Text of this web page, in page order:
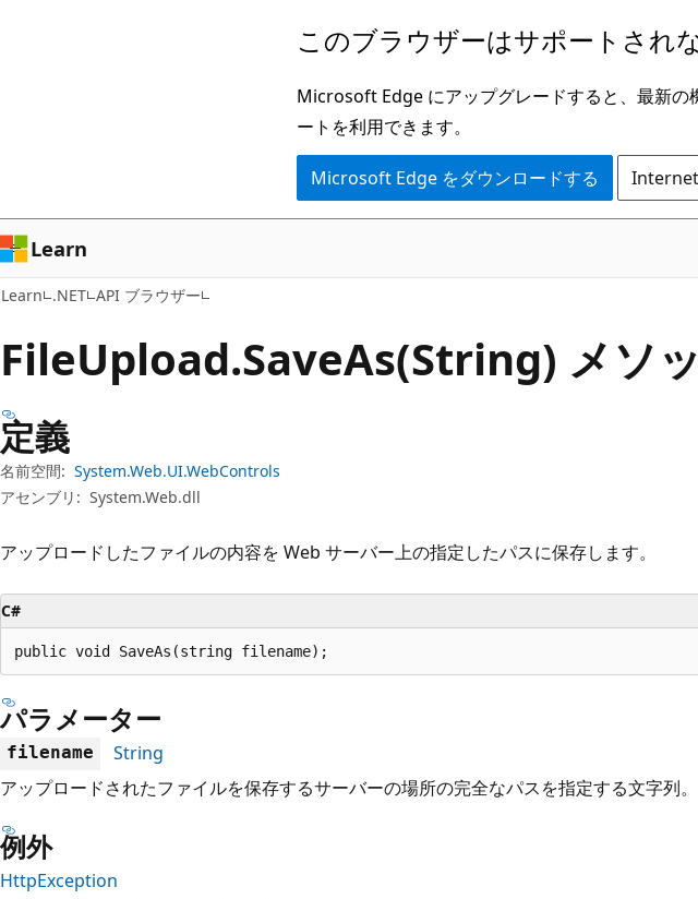
ン
ツ
に
ス
キ
ッ
ゲ
ー
シ
ョ
ン
に
キ
ッ
プ
このブラウザーはサポートされ
Microsoft Edge にアップグレードすると、最新の
ートを利用できます。
Microsoft Edge をダウンロードする
Learn
Learn .NET API ブラウザー
FileUpload.SaveAs(String) メソ
定義
名前空間: System.Web.UI.WebControls
アセンブリ: System.Web.dll
アップロードしたファイルの内容を Web サーバー上の指定したパスに保存します。
C#
public void SaveAs(string filename);
パラメーター
filename
String
アップロードされたファイルを保存するサーバーの場所の完全なパスを指定する文字列。
例外
HttpException